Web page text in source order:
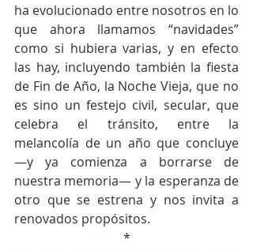
ha evolucionado entre nosotros en lo
que ahora llamamos “navidades”
como si hubiera varias, y en efecto
las hay, incluyendo también la fiesta
de Fin de Año, la Noche Vieja, que no
es sino un festejo civil, secular, que
celebra el tránsito, entre la
melancolía de un año que concluye
—y ya comienza a borrarse de
nuestra memoria— y la esperanza de
otro que se estrena y nos invita a
renovados propósitos.
*